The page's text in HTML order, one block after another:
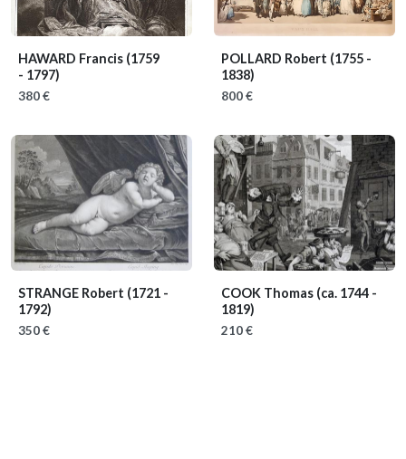
HAWARD Francis (1759
- 1797)
380 €
POLLARD Robert (1755 -
1838)
800 €
STRANGE Robert (1721 -
1792)
350 €
COOK Thomas (ca. 1744 -
1819)
210 €